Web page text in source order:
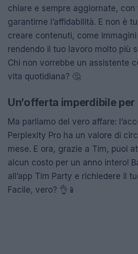
chiare e sempre aggiornate,
garantirne l’affidabilità. E non è
creare contenuti, come
rendendo il tuo lavoro molto più
Chi non vorrebbe un assistente
vita quotidiana? 🤔
Un’offerta imperdibile
Ma parliamo del vero affare:
Perplexity Pro ha un valore di
mese. E ora, grazie a Tim, puoi
alcun costo per un anno intero!
all’app Tim Party e richiedere il
Facile, vero? 👌📱